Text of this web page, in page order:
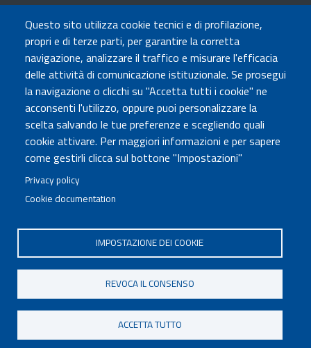
Questo sito utilizza cookie tecnici e di profilazione,
propri e di terze parti, per garantire la corretta
navigazione, analizzare il traffico e misurare l'efficacia
delle attività di comunicazione istituzionale. Se prosegui
la navigazione o clicchi su "Accetta tutti i cookie" ne
acconsenti l'utilizzo, oppure puoi personalizzare la
scelta salvando le tue preferenze e scegliendo quali
cookie attivare. Per maggiori informazioni e per sapere
come gestirli clicca sul bottone "Impostazioni"
Privacy policy
Cookie documentation
IMPOSTAZIONE DEI COOKIE
REVOCA IL CONSENSO
ACCETTA TUTTO
TRASPARENZA
Amministrazione Trasparente
Atti di notifica
Albo online
Concorsi
COMUNICA CON NOI
Urp
Posta elettronica certificata
Sedi e contatti
Governo Italiano
Tutti i diritti riservati © 2020
MENU
Mappa del sito
Cookie settings